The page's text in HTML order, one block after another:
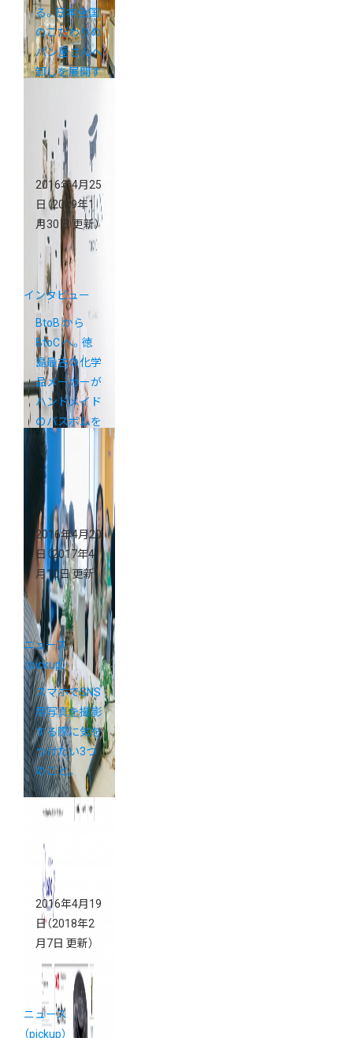
る。日本全国
のこだわりの
パン屋さんへ
卸しを展開す
ヴァの戦略。
2016年4月25
日 （2019年1
月30日 更新）
インタビュー
BtoB から
BtoC ヘ。徳
島最古の化学
品メーカーが
ハンドメイド
のバスボムを
作ったワケ
2016年4月20
日 （2017年4
月10日 更新）
ニュース
（pickup）
スマホでSNS
用写真を撮影
する際に気を
つけたい3つ
のこと。
2016年4月19
日（2018年2
月7日 更新）
ニュース
（pickup）